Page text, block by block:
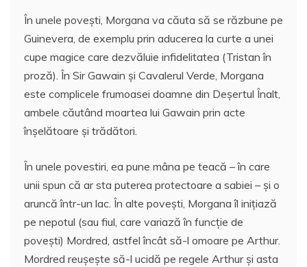
În unele povești, Morgana va căuta să se răzbune pe
Guinevera, de exemplu prin aducerea la curte a unei
cupe magice care dezvăluie infidelitatea (Tristan în
proză). În Sir Gawain și Cavalerul Verde, Morgana
este complicele frumoasei doamne din Deșertul Înalt,
ambele căutând moartea lui Gawain prin acte
înșelătoare și trădători.
În unele povestiri, ea pune mâna pe teacă – în care
unii spun că ar sta puterea protectoare a sabiei – și o
aruncă într-un lac. În alte povești, Morgana îl inițiază
pe nepotul (sau fiul, care variază în funcție de
povești) Mordred, astfel încât să-l omoare pe Arthur.
Mordred reușește să-l ucidă pe regele Arthur și asta